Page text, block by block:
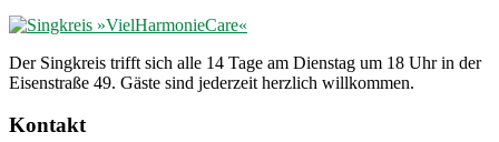
Der Singkreis trifft sich alle 14 Tage am Dienstag um 18 Uhr in der
Eisenstraße 49. Gäste sind jederzeit herzlich willkommen.
Kontakt